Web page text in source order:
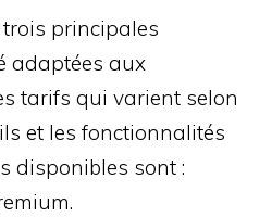
principales
adaptées aux
tarifs qui varient selon
et les fonctionnalités
disponibles sont :